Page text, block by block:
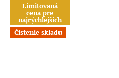
Limitovaná
cena pre
najrýchlejších
Čistenie skladu